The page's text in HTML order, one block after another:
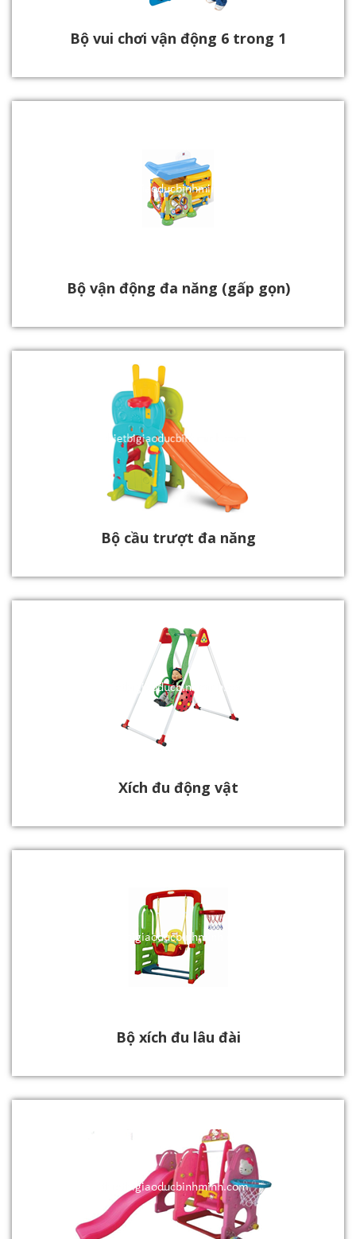
Bộ vui chơi vận động 6 trong 1
Bộ vận động đa năng (gấp gọn)
Bộ cầu trượt đa năng
Xích đu động vật
Bộ xích đu lâu đài